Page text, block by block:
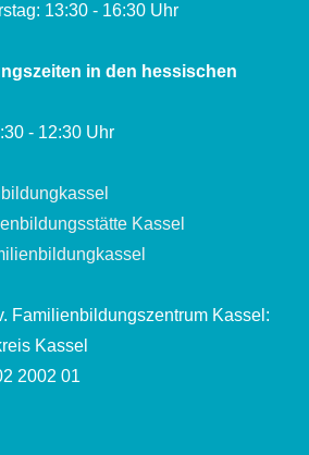
13:30 - 16:30 Uhr
in den hessischen
- 12:30 Uhr
Kassel
Familienbildungszentrum Kassel:
Kassel
2002 01